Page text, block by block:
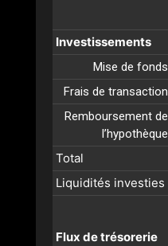
Investissements
Mise de fonds
Frais de transaction
Remboursement de
l’hypothèque
Total
Liquidités investies
Flux de trésorerie